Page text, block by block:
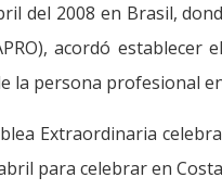
del 2008 en Brasil,
acordó establecer
la persona profesional
Extraordinaria
para celebrar en